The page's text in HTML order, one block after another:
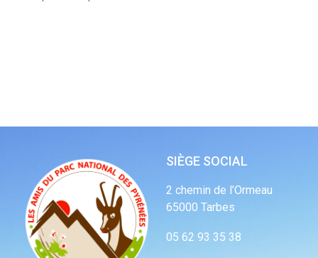
SIÈGE SOCIAL
2 chemin de l’Ormeau
65000 Tarbes
05 62 93 35 38